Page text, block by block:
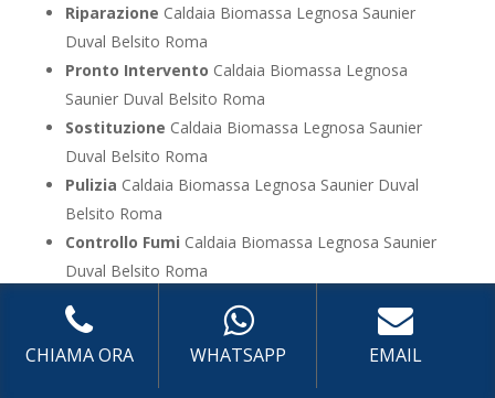
Riparazione Caldaia Biomassa Legnosa Saunier
Duval Belsito Roma
Pronto Intervento Caldaia Biomassa Legnosa
Saunier Duval Belsito Roma
Sostituzione Caldaia Biomassa Legnosa Saunier
Duval Belsito Roma
Pulizia Caldaia Biomassa Legnosa Saunier Duval
Belsito Roma
Controllo Fumi Caldaia Biomassa Legnosa Saunier
Duval Belsito Roma
Duval Belsito Roma
VenditaCaldaia Biomassa Legnosa Saunier Duval
Belsito Roma
CHIAMA ORA WHATSAPP EMAIL